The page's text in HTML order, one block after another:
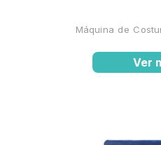
Máquina de
Ver